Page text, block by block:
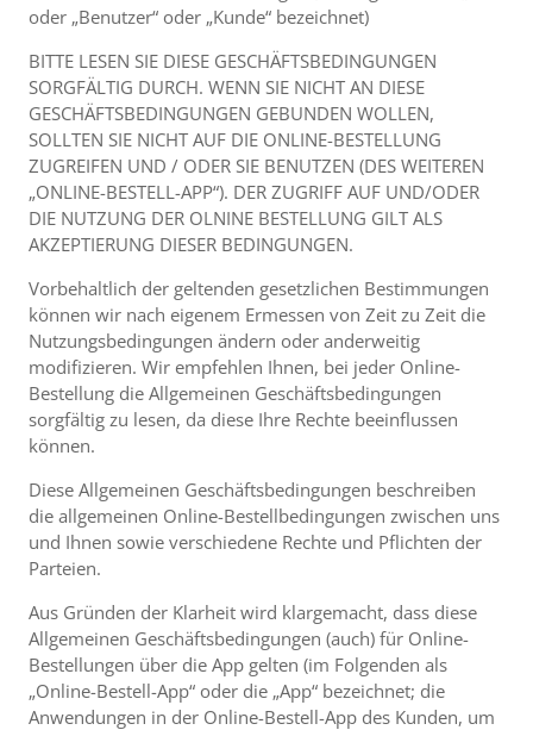
oder „Benutzer“ oder „Kunde“ bezeichnet)
BITTE LESEN SIE DIESE GESCHÄFTSBEDINGUNGEN
SORGFÄLTIG DURCH. WENN SIE NICHT AN DIESE
GESCHÄFTSBEDINGUNGEN GEBUNDEN WOLLEN,
SOLLTEN SIE NICHT AUF DIE ONLINE-BESTELLUNG
ZUGREIFEN UND / ODER SIE BENUTZEN (DES WEITEREN
„ONLINE-BESTELL-APP“). DER ZUGRIFF AUF UND/ODER
DIE NUTZUNG DER OLNINE BESTELLUNG GILT ALS
AKZEPTIERUNG DIESER BEDINGUNGEN.
Vorbehaltlich der geltenden gesetzlichen Bestimmungen
können wir nach eigenem Ermessen von Zeit zu Zeit die
Nutzungsbedingungen ändern oder anderweitig
modifizieren. Wir empfehlen Ihnen, bei jeder Online-
Bestellung die Allgemeinen Geschäftsbedingungen
sorgfältig zu lesen, da diese Ihre Rechte beeinflussen
können.
Diese Allgemeinen Geschäftsbedingungen beschreiben
die allgemeinen Online-Bestellbedingungen zwischen uns
und Ihnen sowie verschiedene Rechte und Pflichten der
Parteien.
Aus Gründen der Klarheit wird klargemacht, dass diese
Allgemeinen Geschäftsbedingungen (auch) für Online-
Bestellungen über die App gelten (im Folgenden als
„Online-Bestell-App“ oder die „App“ bezeichnet; die
Anwendungen in der Online-Bestell-App des Kunden, um